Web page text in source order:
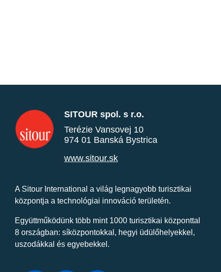
SITOUR spol. s r.o.
Terézie Vansovej 10
974 01 Banská Bystrica
www.sitour.sk
A Sitour International a világ legnagyobb turisztikai
központja a technológiai innováció területén.
Együttműködünk több mint 1000 turisztikai központtal
8 országban: síközpontokkal, hegyi üdülőhelyekkel,
uszodákkal és egyebekkel.